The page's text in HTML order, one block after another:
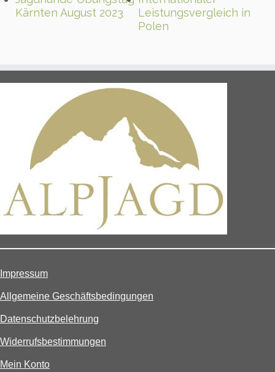
Kärnten August 2023
Leistungsvergleich in
Polen
Impressum
Allgemeine Geschäftsbedingungen
Datenschutzbelehrung
Widerrufsbestimmungen
Mein Konto